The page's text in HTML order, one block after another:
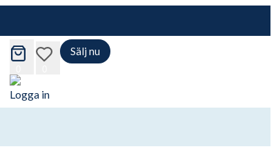
Logga in
Sälj nu